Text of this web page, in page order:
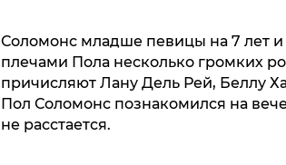
Соломонс младше певицы на 7 лет
плечами Пола несколько громких
причисляют Лану Дель Рей, Беллу
Пол Соломонс познакомился на
не расстается.